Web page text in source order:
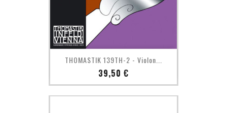
THOMASTIK 139TH-2 - Violon...
Prix
39,50 €